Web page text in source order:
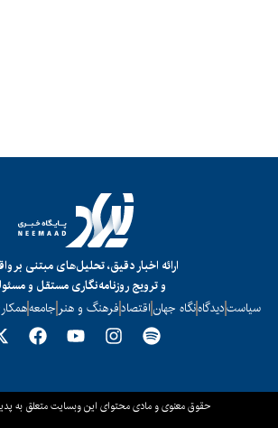
ارائه اخبار دقیق، تحلیل‌های مبتنی بر
و ترویج روزنامه‌نگاری مستقل و
سیاستدیدگاهنگاه جهاناقتصادفرهنگ و هنر جامعه
حقوق معنوی و مادی محتوای این وبسایت متعلق به